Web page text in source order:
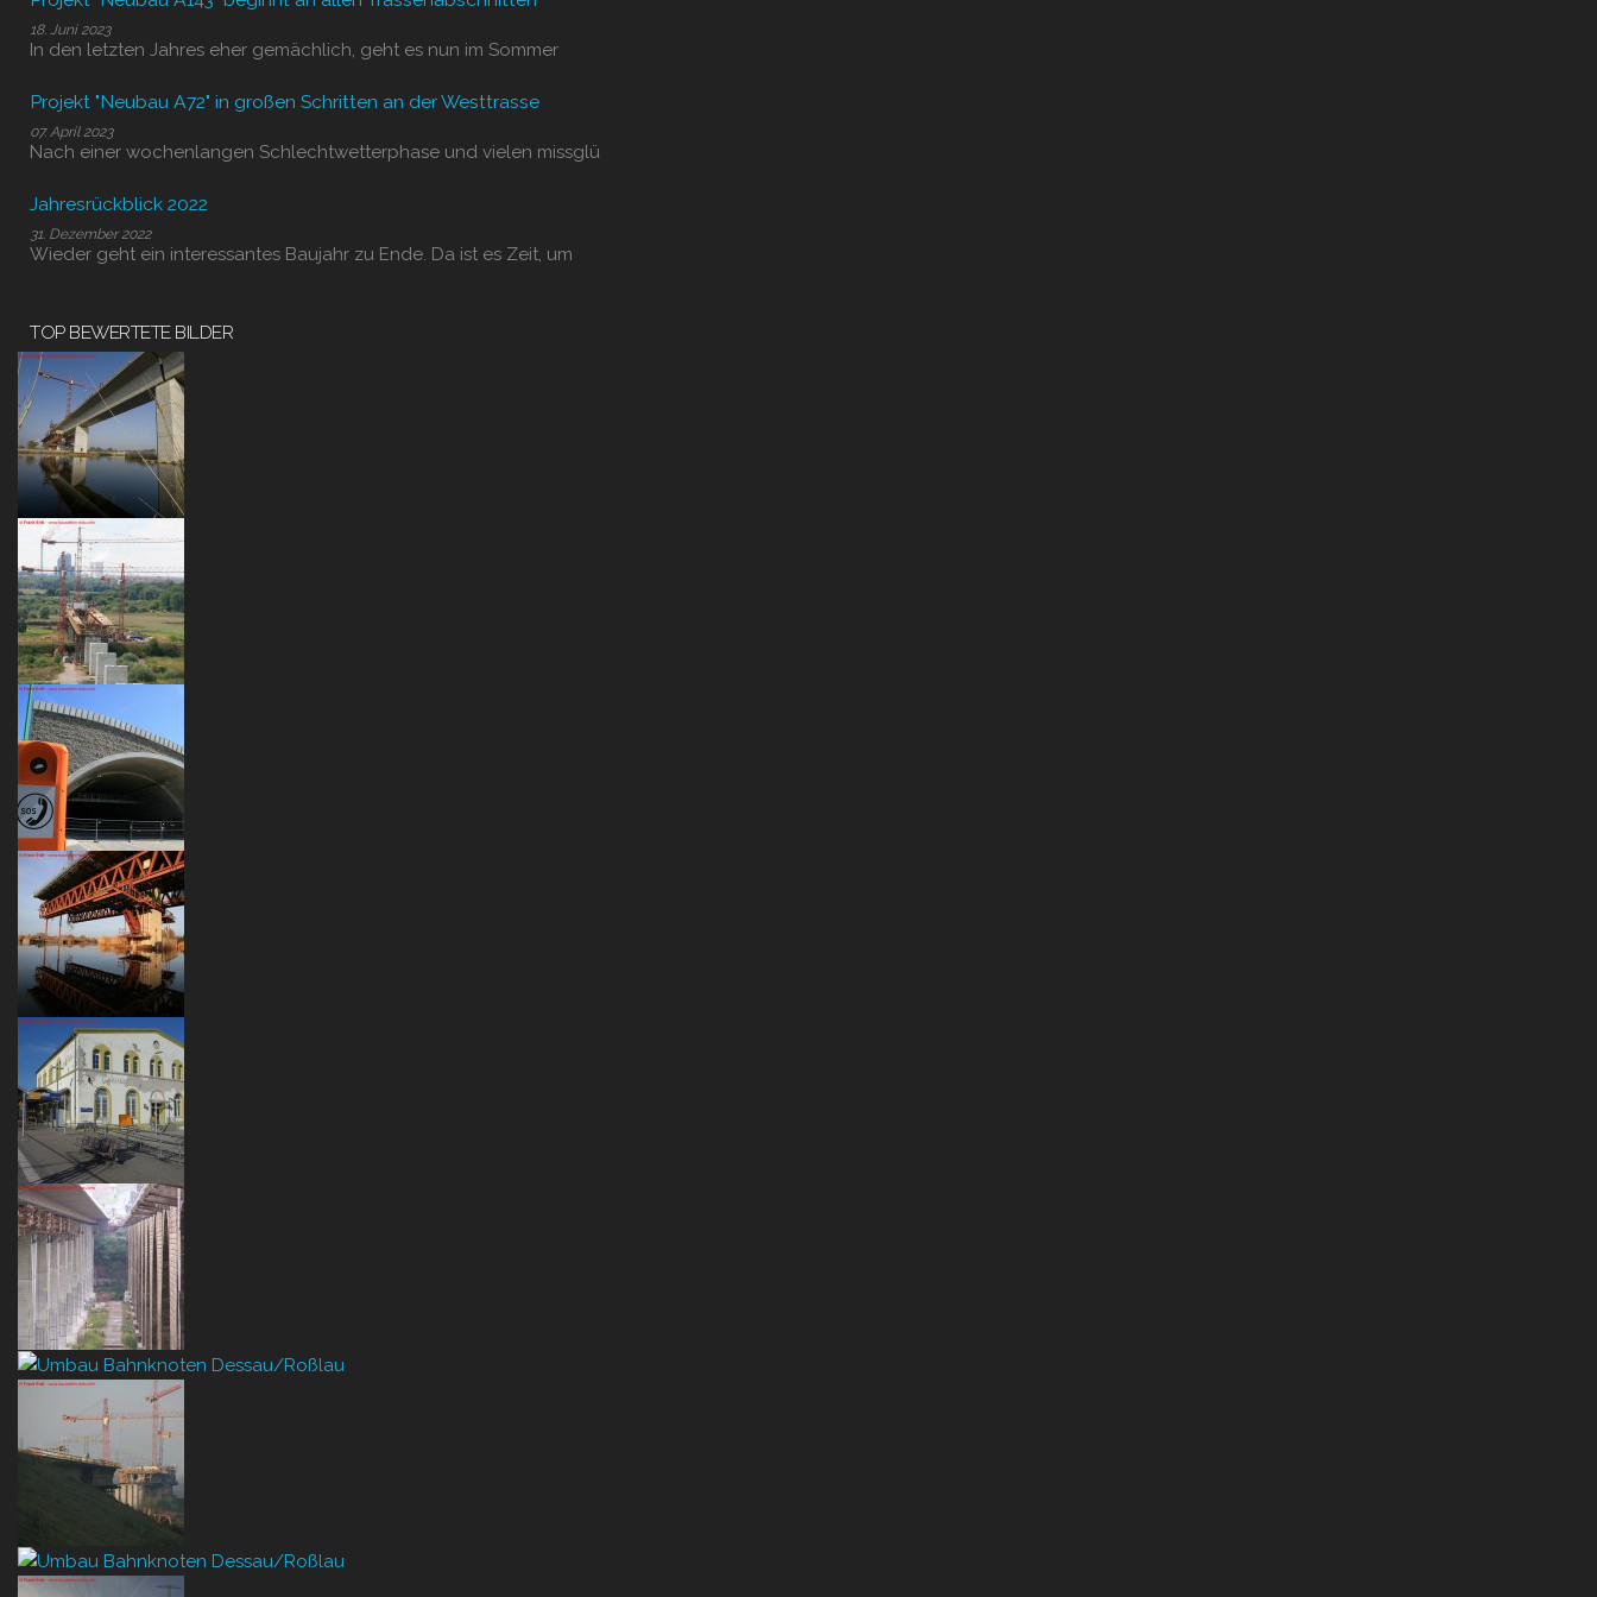
18. Juni 2023
In den letzten Jahres eher gemächlich, geht es nun im Sommer
Projekt "Neubau A72" in großen Schritten an der Westtrasse
07. April 2023
Nach einer wochenlangen Schlechtwetterphase und vielen missglü
Jahresrückblick 2022
31. Dezember 2022
Wieder geht ein interessantes Baujahr zu Ende. Da ist es Zeit, um
TOP BEWERTETE BILDER